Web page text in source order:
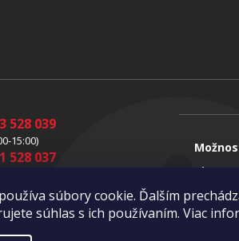
súbory cookie. Ďalším
súhlas s ich používaním. Viac
528 039
15:00)
528 037
528 049
16:00)
dopravy